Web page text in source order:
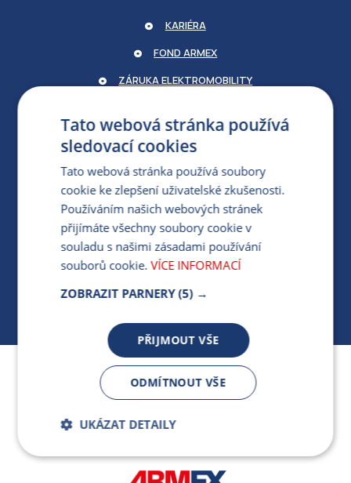
Jsme součástí skupiny ARMEX a členem Asociace
nezávislých dodavatelů energií.
KARIÉRA
FOND ARMEX
ZÁRUKA ELEKTROMOBILITY
PRO MÉDIA
MÁM DOTAZ KE STÁVAJÍCÍ SMLOUVĚ
412 154 154
PO-PÁ 7:30-17:00
Tato webová stránka používá
sledovací cookies
Tato webová stránka používá soubory
cookie ke zlepšení uživatelské zkušenosti.
Používáním našich webových stránek
přijímáte všechny soubory cookie v
souladu s našimi zásadami používání
souborů cookie. VÍCE INFORMACÍ
ZOBRAZIT PARNERY (5) →
PŘIJMOUT VŠE
ODMÍTNOUT VŠE
UKÁZAT DETAILY
Bezpodmínečně
nutné soubory
Výkonnostní